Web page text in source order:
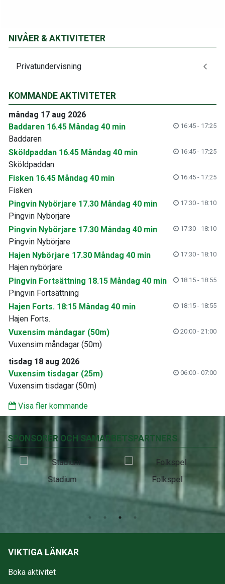
NIVÅER & AKTIVITETER
Privatundervisning
KOMMANDE AKTIVITETER
måndag 17 aug 2026
Baddaren 16.45 Måndag 40 min
16:45 - 17:25
Baddaren
Sköldpaddan 16.45 Måndag 40 min
16:45 - 17:25
Sköldpaddan
Fisken 16.45 Måndag 40 min
16:45 - 17:25
Fisken
Pingvin Nybörjare 17.30 Måndag 40 min
17:30 - 18:10
Pingvin Nybörjare
Pingvin Nybörjare 17.30 Måndag 40 min
17:30 - 18:10
Pingvin Nybörjare
Hajen Nybörjare 17.30 Måndag 40 min
17:30 - 18:10
Hajen nybörjare
Pingvin Fortsättning 18.15 Måndag 40 min
18:15 - 18:55
Pingvin Fortsättning
Hajen Forts. 18:15 Måndag 40 min
18:15 - 18:55
Hajen Forts.
Vuxensim måndagar (50m)
20:00 - 21:00
Vuxensim måndagar (50m)
tisdag 18 aug 2026
Vuxensim tisdagar (25m)
06:00 - 07:00
Vuxensim tisdagar (50m)
Visa fler kommande
SPONSORER OCH SAMARBETSPARTNERS
Stadium Folkspel
VIKTIGA LÄNKAR
Boka aktivitet